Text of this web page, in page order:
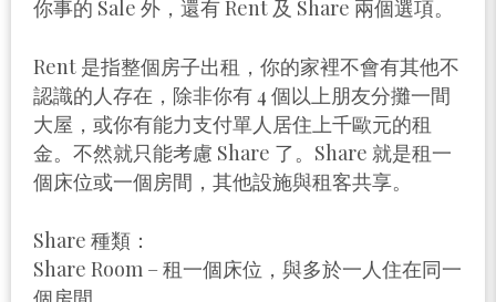
你事的 Sale 外，還有 Rent 及 Share 兩個選項。
Rent 是指整個房子出租，你的家裡不會有其他不
認識的人存在，除非你有 4 個以上朋友分攤一間
大屋，或你有能力支付單人居住上千歐元的租
金。不然就只能考慮 Share 了。Share 就是租一
個床位或一個房間，其他設施與租客共享。
Share 種類：
Share Room – 租一個床位，與多於一人住在同一